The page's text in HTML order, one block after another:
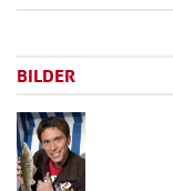
BILDER